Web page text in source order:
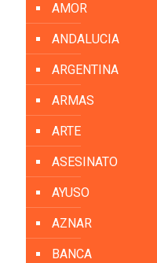
AMOR
ANDALUCIA
ARGENTINA
ARMAS
ARTE
ASESINATO
AYUSO
AZNAR
BANCA